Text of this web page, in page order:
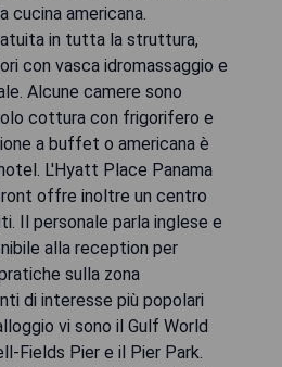
cucina americana.
in tutta la struttura,
con vasca idromassaggio e
Alcune camere sono
cottura con frigorifero e
a buffet o americana è
L'Hyatt Place Panama
offre inoltre un centro
Il personale parla inglese e
alla reception per
sulla zona
di interesse più popolari
vi sono il Gulf World
Fields Pier e il Pier Park.